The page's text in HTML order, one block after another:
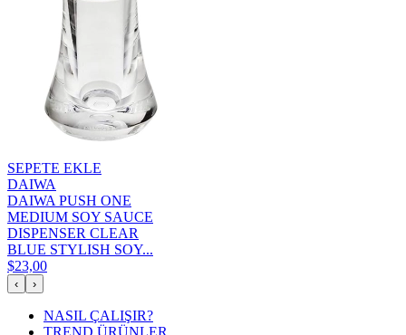
SEPETE EKLE
DAIWA
DAIWA PUSH ONE
MEDIUM SOY SAUCE
DISPENSER CLEAR
BLUE STYLISH SOY...
$23,00
‹ ›
NASIL ÇALIŞIR?
TREND ÜRÜNLER